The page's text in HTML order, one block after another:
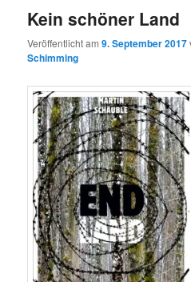
Kein schöner Land
Veröffentlicht am9. September 2017
Schimming